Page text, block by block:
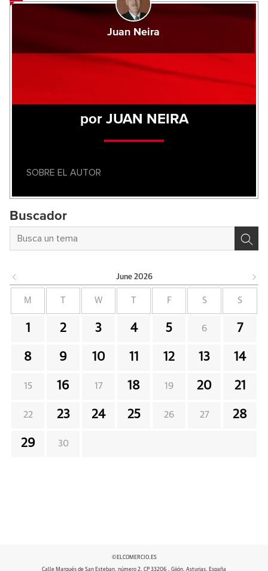
Juan Neira
por JUAN NEIRA
SOBRE EL AUTOR
Buscador
June 2026
M W F S S
1 2 3 4 5 6 7
8 9 10 11 12 13 14
15 16 17 18 19 20 21
22 23 24 25 26 27 28
29 30
©ELCOMERCIO.ES
Calle Marqués de San Esteban, número 2, CP 33206 , Gijón, Asturias, España